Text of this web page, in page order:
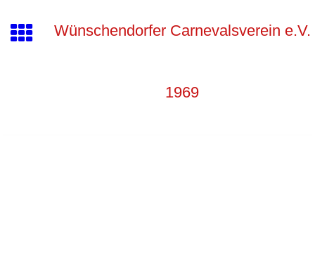
Wünschendorfer Carnevalsverein e.V.
1969